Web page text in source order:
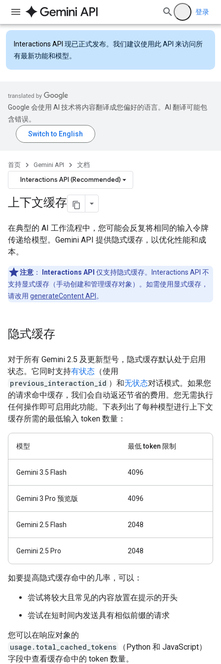
登录
Interactions API 现已正式发布。我们建议使用此 API 来访问所
有最新功能和模型。
Google 会使用 AI 技术将内容翻译成您偏好的语言。AI 翻译可能包
含错误。
首页 Gemini API 文档
Interactions API (Recommended)
上下文缓存
在典型的 AI 工作流程中，您可能会反复将相同的输入令牌
传递给模型。Gemini API 提供隐式缓存，以优化性能和成
本。
注意 ： Interactions API 仅支持隐式缓存。Interactions API 不
支持显式缓存（手动创建和管理缓存对象）。如需使用显式缓存，
请改用 generateContent API 。
隐式缓存
对于所有 Gemini 2.5 及更新型号，隐式缓存默认处于启用
状态。它同时支持有状态 （使用
previous_interaction_id ）和无状态对话模式。如果您
的请求命中缓存，我们会自动返还节省的费用。您无需执行
任何操作即可启用此功能。下表列出了每种模型进行上下文
缓存所需的最低输入 token 数量：
模型 最低 token 限制
Gemini 3.5 Flash 4096
Gemini 3 Pro 预览版 4096
Gemini 2.5 Flash 2048
Gemini 2.5 Pro 2048
如要提高隐式缓存命中的几率，可以：
尝试将较大且常见的内容放置在提示的开头
尝试在短时间内发送具有相似前缀的请求
您可以在响应对象的
usage.total_cached_tokens
（Python 和 JavaScript）
字段中查看缓存命中的 token 数量。